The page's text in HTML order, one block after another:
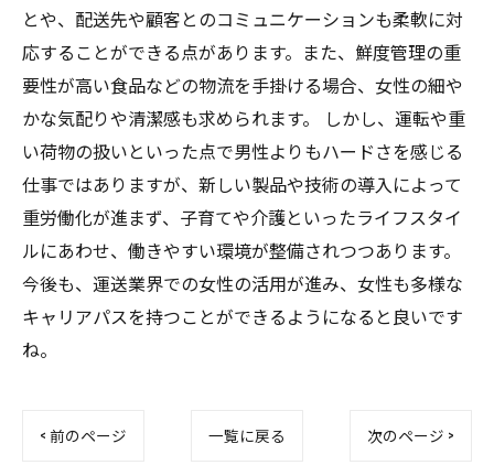
とや、配送先や顧客とのコミュニケーションも柔軟に対
応することができる点があります。また、鮮度管理の重
要性が高い食品などの物流を手掛ける場合、女性の細や
かな気配りや清潔感も求められます。 しかし、運転や重
い荷物の扱いといった点で男性よりもハードさを感じる
仕事ではありますが、新しい製品や技術の導入によって
重労働化が進まず、子育てや介護といったライフスタイ
ルにあわせ、働きやすい環境が整備されつつあります。
今後も、運送業界での女性の活用が進み、女性も多様な
キャリアパスを持つことができるようになると良いです
ね。
< 前のページ 一覧に戻る 次のページ >